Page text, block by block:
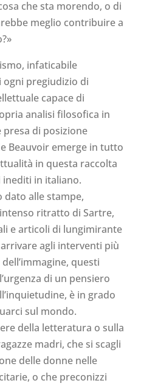
che sta morendo, o di
meglio contribuire a
infaticabile
pregiudizio di
capace di
analisi filosofica in
presa di posizione
Beauvoir emerge in tutto
in questa raccolta
in italiano.
alle stampe,
ritratto di Sartre,
e articoli di lungimirante
agli interventi più
questi
di un pensiero
è in grado
sul mondo.
della letteratura o sulla
madri, che si scagli
delle donne nelle
o che preconizzi